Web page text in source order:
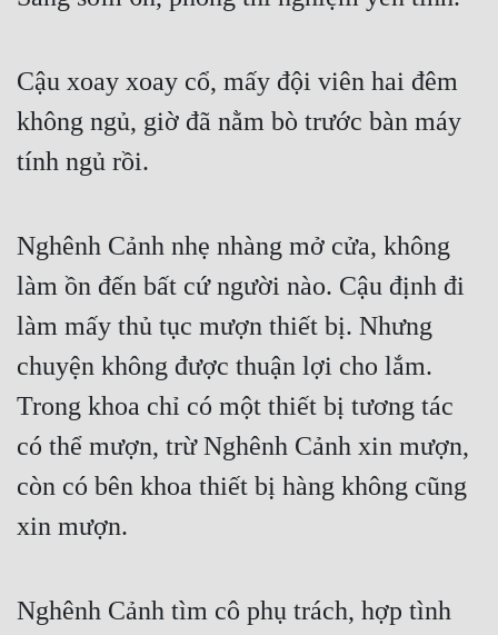
Cậu xoay xoay cổ, mấy đội viên hai đêm
không ngủ, giờ đã nằm bò trước bàn máy
tính ngủ rồi.
Nghênh Cảnh nhẹ nhàng mở cửa, không
làm ồn đến bất cứ người nào. Cậu định đi
làm mấy thủ tục mượn thiết bị. Nhưng
chuyện không được thuận lợi cho lắm.
Trong khoa chỉ có một thiết bị tương tác
có thể mượn, trừ Nghênh Cảnh xin mượn,
còn có bên khoa thiết bị hàng không cũng
xin mượn.
Nghênh Cảnh tìm cô phụ trách, hợp tình